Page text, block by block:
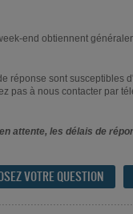
end obtiennent
réponse sont susceptibles
pas à nous contacter par
attente, les délais de
VOTRE QUESTION